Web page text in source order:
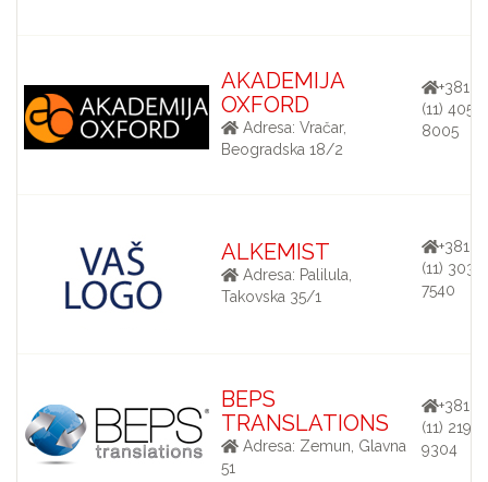
AKADEMIJA
OXFORD
Adresa: Vračar,
Beogradska 18/2
+381
(11) 405-
8005
ALKEMIST
Adresa: Palilula,
Takovska 35/1
+381
(11) 303-
7540
BEPS
TRANSLATIONS
Adresa: Zemun, Glavna
51
+381
(11) 219-
9304